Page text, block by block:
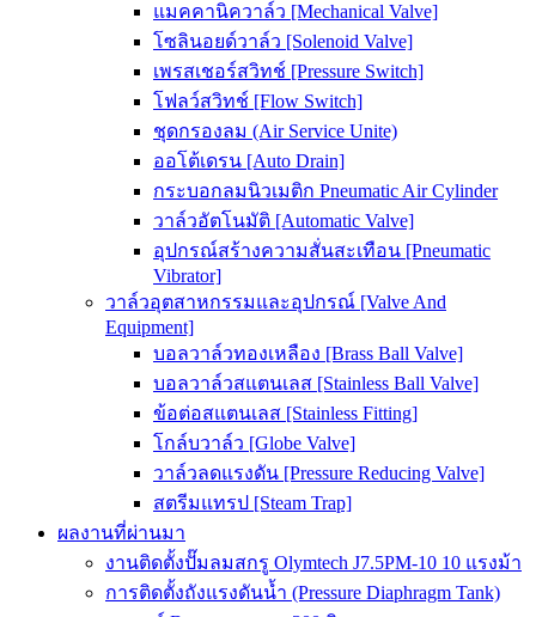
แมคคานิควาล์ว [Mechanical Valve]
โซลินอยด์วาล์ว [Solenoid Valve]
เพรสเชอร์สวิทช์ [Pressure Switch]
โฟลว์สวิทช์ [Flow Switch]
ชุดกรองลม (Air Service Unite)
ออโต้เดรน [Auto Drain]
กระบอกลมนิวเมติก Pneumatic Air Cylinder
วาล์วอัตโนมัติ [Automatic Valve]
อุปกรณ์สร้างความสั่นสะเทือน [Pneumatic
Vibrator]
วาล์วอุตสาหกรรมและอุปกรณ์ [Valve And
Equipment]
บอลวาล์วทองเหลือง [Brass Ball Valve]
บอลวาล์วสแตนเลส [Stainless Ball Valve]
ข้อต่อสแตนเลส [Stainless Fitting]
โกล์บวาล์ว [Globe Valve]
วาล์วลดแรงดัน [Pressure Reducing Valve]
สตรีมแทรป [Steam Trap]
ผลงานที่ผ่านมา
งานติดตั้งปั๊มลมสกรู Olymtech J7.5PM-10 10 แรงม้า
การติดตั้งถังแรงดันน้ำ (Pressure Diaphragm Tank)